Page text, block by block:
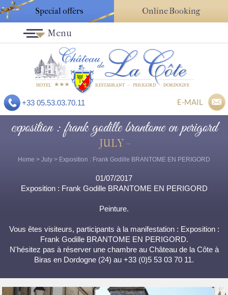
Special offers Online Booking
+33 05.53.03.70.11 E-MAIL
Menu
exposition : frank godille brantome en perigord
JULY -
Home > July > Exposition : Frank Godille BRANTOME EN PERIGORD
01/07/2017
Exposition : Frank Godille BRANTOME EN PERIGORD
Peinture.
Vous êtes visiteurs, participants à la manifestation : Exposition :
Frank Godille BRANTOME EN PERIGORD.
N'hésitez pas à réserver une chambre au Château de la Côte à
Biras en Dordogne (24) au +33 (0)5 53 03 70 11.